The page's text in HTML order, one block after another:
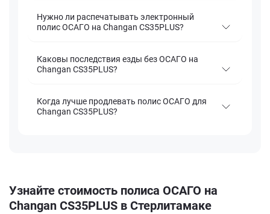
Нужно ли распечатывать электронный
полис ОСАГО на Changan CS35PLUS?
Каковы последствия езды без ОСАГО на
Changan CS35PLUS?
Когда лучше продлевать полис ОСАГО для
Changan CS35PLUS?
Узнайте стоимость полиса ОСАГО на
Changan CS35PLUS в Стерлитамаке